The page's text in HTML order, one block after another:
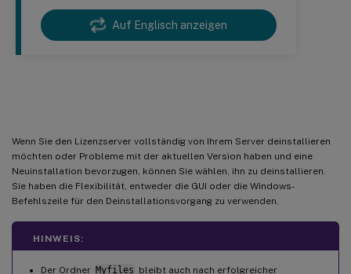
Auf Englisch anzeigen
Wenn Sie den Lizenzserver vollständig von Ihrem Server deinstallieren
möchten oder Probleme mit der aktuellen Version haben und eine
Neuinstallation bevorzugen, können Sie wählen, ihn zu deinstallieren.
Sie haben die Flexibilität, entweder die GUI oder die Windows-
Befehlszeile für den Deinstallationsvorgang zu verwenden.
HINWEIS:
Der Ordner Myfiles bleibt auch nach erfolgreicher